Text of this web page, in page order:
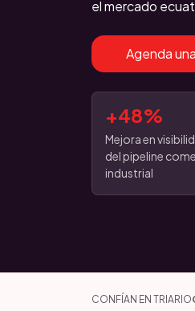
el mercado
Agenda
+48%
Mejora en
del pipeline
industrial
CONFÍAN EN TRIARIO